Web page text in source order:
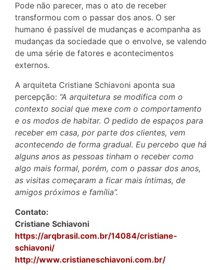
Pode não parecer, mas o ato de receber
transformou com o passar dos anos. O ser
humano é passível de mudanças e acompanha as
mudanças da sociedade que o envolve, se valendo
de uma série de fatores e acontecimentos
externos.
A arquiteta Cristiane Schiavoni aponta sua
percepção: “A arquitetura se modifica com o
contexto social que mexe com o comportamento
e os modos de habitar. O pedido de espaços para
receber em casa, por parte dos clientes, vem
acontecendo de forma gradual. Eu percebo que há
alguns anos as pessoas tinham o receber como
algo mais formal, porém, com o passar dos anos,
as visitas começaram a ficar mais íntimas, de
amigos próximos e família”.
Contato:
Cristiane Schiavoni
https://arqbrasil.com.br/14084/cristiane-
schiavoni/
http://www.cristianeschiavoni.com.br/